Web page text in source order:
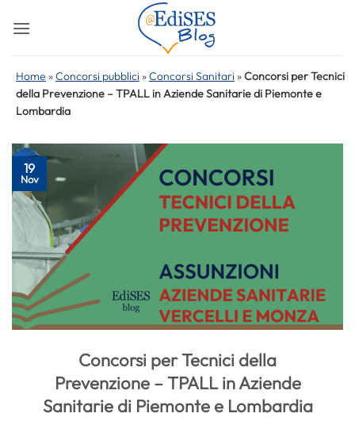
Home »Concorsi pubblici »Concorsi Sanitari »Concorsi per Tecnici
della Prevenzione – TPALL in Aziende Sanitarie di Piemonte e
Lombardia
19
Nov
Concorsi per Tecnici della
Prevenzione – TPALL in Aziende
Sanitarie di Piemonte e Lombardia